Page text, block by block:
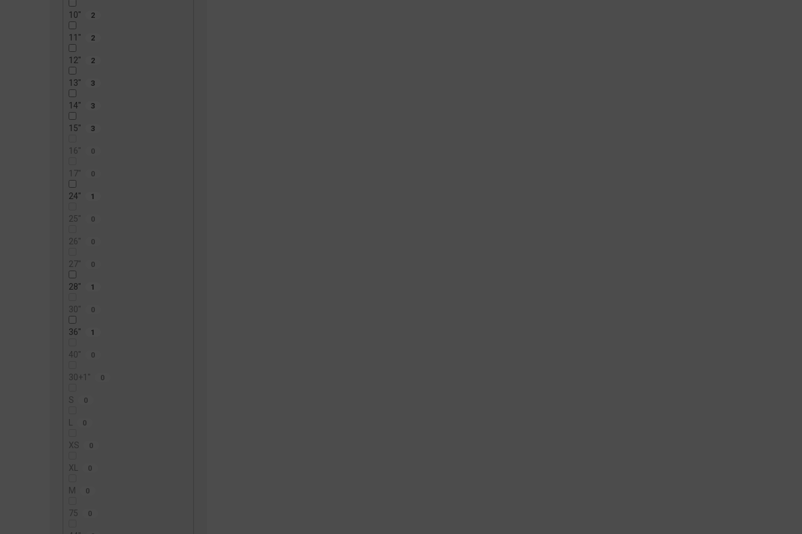
10" 2
11" 2
12" 2
13" 3
14" 3
15" 3
16" 0
17" 0
24" 1
25" 0
26" 0
27" 0
28" 1
30" 0
36" 1
40" 0
30+1" 0
S 0
0
XS 0
XL 0
M 0
75 0